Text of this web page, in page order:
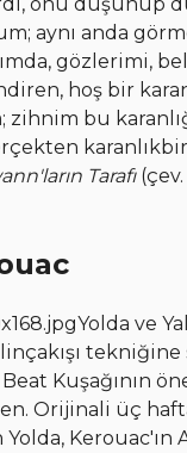
aynı anda
gözlerimi,
hoş bir
zihnim bu
Tarafı(çev.
Yolda ve
tekniğine
Kuşağının
Orijinali üç
Yolda, Kerouac'ın